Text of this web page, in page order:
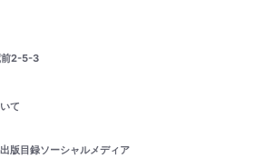
前2-5-3
て
出版目録ソーシャルメディア